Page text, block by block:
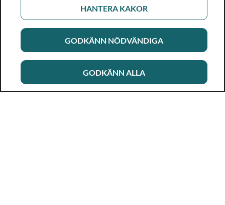
HANTERA KAKOR
GODKÄNN NÖDVÄNDIGA
GODKÄNN ALLA